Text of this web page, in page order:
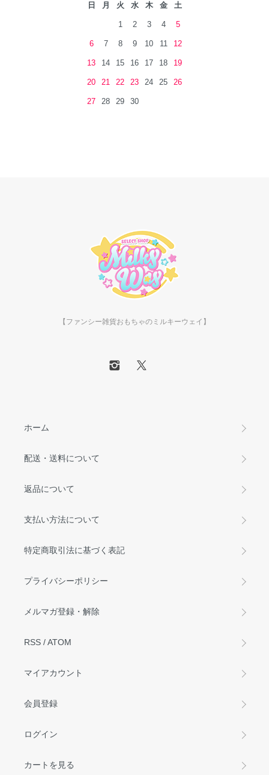
日 月 火 水 木 金 土
1 2 3 4 5
6 7 8 9 10 11 12
13 14 15 16 17 18 19
20 21 22 23 24 25 26
27 28 29 30
【ファンシー雑貨おもちゃのミルキーウェイ】
ホーム
配送・送料について
返品について
支払い方法について
特定商取引法に基づく表記
プライバシーポリシー
メルマガ登録・解除
RSS /ATOM
マイアカウント
会員登録
ログイン
カートを見る